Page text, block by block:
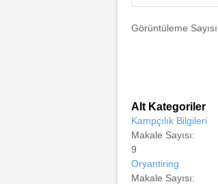
Görüntüleme Sayısı
Alt Kategoriler
Kampçılık Bilgileri
Makale Sayısı:
9
Oryantiring
Makale Sayısı: